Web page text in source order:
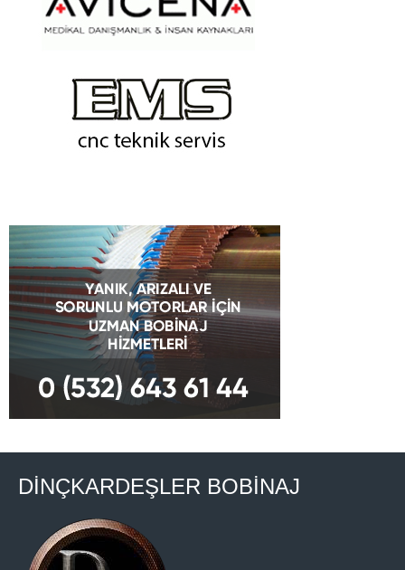
DİNÇKARDEŞLER BOBİNAJ